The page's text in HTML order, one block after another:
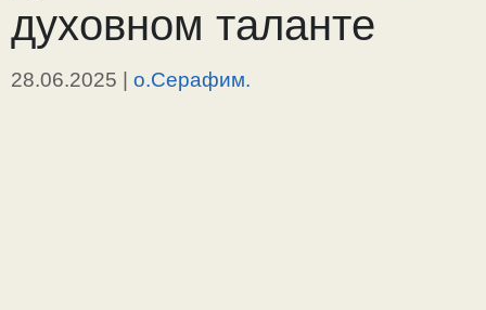
духовном таланте
28.06.2025 | о.Серафим.